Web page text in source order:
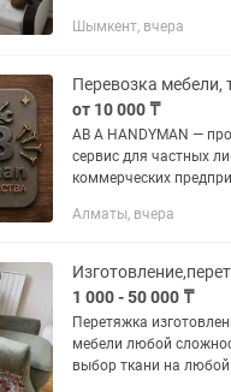
изготовление мягкой
Шымкент, вчера
от 10 000 ₸
AB A HANDYMAN —
сервис для частных
коммерческих
задачам любой
УСЛУГ: 🏠...
Алматы, вчера
1 000 - 50 000 ₸
Перетяжка
мебели любой
выбор ткани на любой